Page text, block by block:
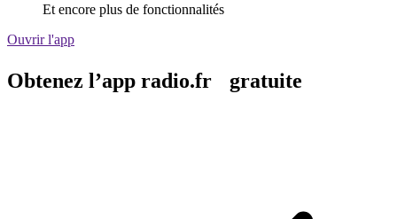
Et encore plus de fonctionnalités
Ouvrir l'app
Obtenez l’app radio.fr gratuite